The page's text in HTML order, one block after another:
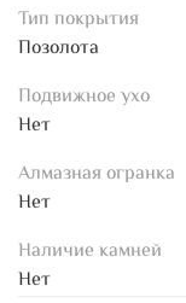
Тип покрытия
Позолота
Подвижное ухо
Нет
Алмазная огранка
Нет
Наличие камней
Нет